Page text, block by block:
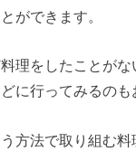
ができます。
理をしたことがな
に行ってみるのも
方法で取り組む料